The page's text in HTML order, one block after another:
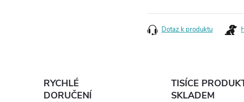
cena:
Dotaz k produktu
RYCHLÉ
DORUČENÍ
TISÍCE
SKLADEM